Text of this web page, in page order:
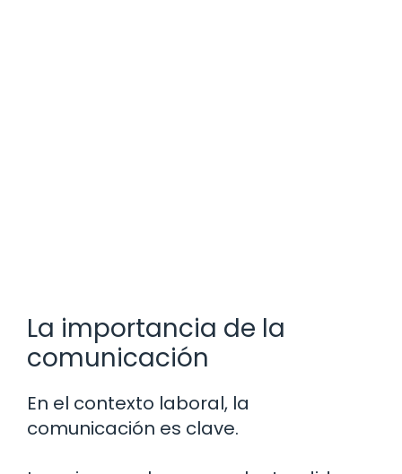
La importancia de la
comunicación
En el contexto laboral, la
comunicación es clave.